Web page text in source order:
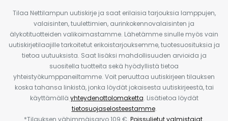
Tilaa Nettilampun uutiskirje ja saat erilaisia tarjouksia lamppujen,
valaisinten, tuulettimien, aurinkokennovalaisinten ja
älykotituotteiden valikoimastamme. Lähetämme sinulle myös vain
uutiskirjetilaajille tarkoitetut erikoistarjouksemme, tuotesuosituksia ja
tietoa uutuuksista. Saat lisäksi mahdollisuuden arvioida ja
suositella tuotteita sekä hyödyllistä tietoa
yhteistyökumppaneiltamme. Voit peruuttaa uutiskirjeen tilauksen
koska tahansa linkistä, jonka löydät jokaisesta uutiskirjeestä, tai
käyttämällä yhteydenottolomaketta. Lisätietoa löydät
tietosuojaselosteestamme.
*Tilauksen vähimmäisarvo 109 €. Poissuljetut valmistajat.